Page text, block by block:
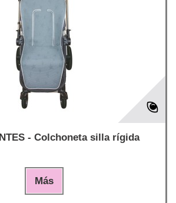
- Colchoneta silla rígida
Más